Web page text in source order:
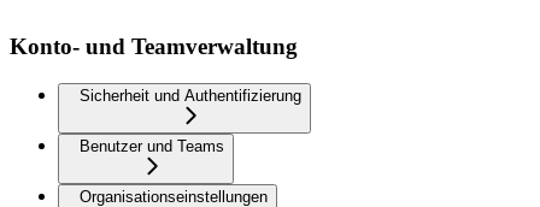
Konto- und Teamverwaltung
Sicherheit und Authentifizierung
Benutzer und Teams
Organisationseinstellungen